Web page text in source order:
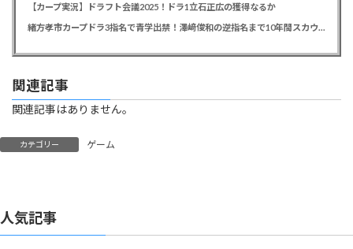
【カープ実況】ドラフト会議2025！ドラ1立石正広の獲得なるか
緒方孝市カープドラ3指名で青学出禁！澤﨑俊和の逆指名まで10年間スカウト出禁
関連記事
関連記事はありません。
カテゴリー ゲーム
人気記事